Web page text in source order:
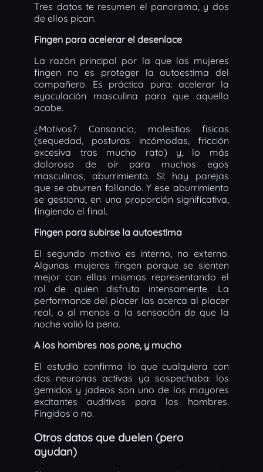
Tres datos te resumen el panorama, y dos
de ellos pican.
Fingen para acelerar el desenlace
La razón principal por la que las mujeres
fingen no es proteger la autoestima del
compañero. Es práctica pura: acelerar la
eyaculación masculina para que aquello
acabe.
¿Motivos? Cansancio, molestias físicas
(sequedad, posturas incómodas, fricción
excesiva tras mucho rato) y, lo más
doloroso de oír para muchos egos
masculinos, aburrimiento. Sí: hay parejas
que se aburren follando. Y ese aburrimiento
se gestiona, en una proporción significativa,
fingiendo el final.
Fingen para subirse la autoestima
El segundo motivo es interno, no externo.
Algunas mujeres fingen porque se sienten
mejor con ellas mismas representando el
rol de quien disfruta intensamente. La
performance del placer las acerca al placer
real, o al menos a la sensación de que la
noche valió la pena.
A los hombres nos pone, y mucho
El estudio confirma lo que cualquiera con
dos neuronas activas ya sospechaba: los
gemidos y jadeos son uno de los mayores
excitantes auditivos para los hombres.
Fingidos o no.
Otros datos que duelen (pero
ayudan)